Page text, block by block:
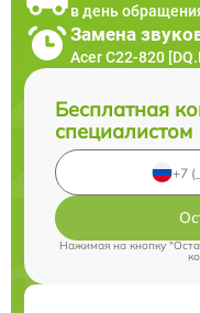
в день
Замена
Acer C22-820
Бесплатная
специалистом
Нажимая на кнопку